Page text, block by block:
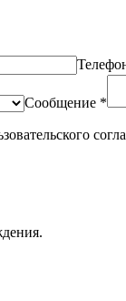
Сообщение *